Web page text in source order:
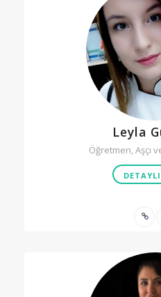
Leyla
Öğretmen, Aşçı